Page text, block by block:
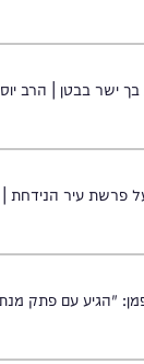
ישר בבטן | הרב
פרשת עיר הנידחת |
"הגיע עם פתק